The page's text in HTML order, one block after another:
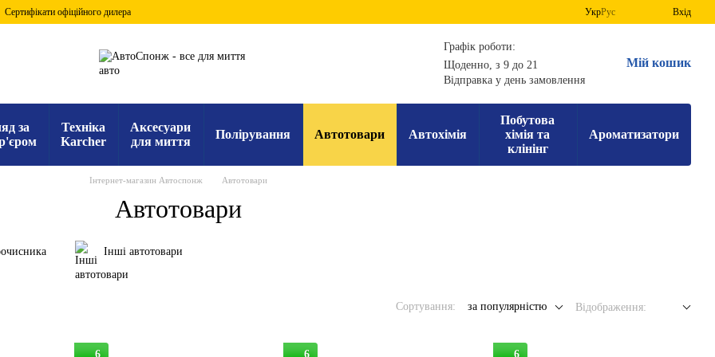
Сертифікати офіційного дилера УкрРус Вхід
Графік роботи:
Щоденно, з 9 до 21
Відправка у день замовлення
Мій кошик
за
Техніка
Karcher
Аксесуари
для миття
Полірування Автотовари Автохімія
Побутова
хімія та
клінінг
Ароматизатори
Інтернет-магазин Автоспонж Автотовари
Автотовари
Інші автотовари
Сортування: за популярністю Відображення:
6 6 6